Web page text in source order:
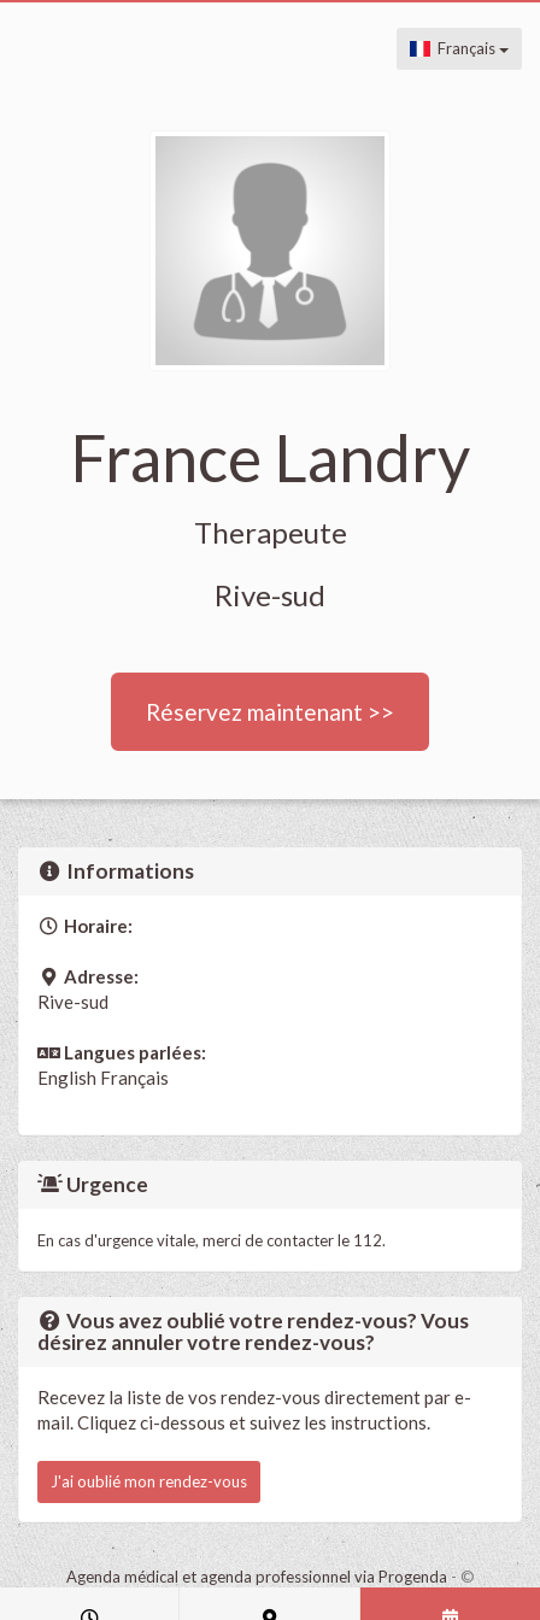
Français
France Landry
Therapeute
Rive-sud
Réservez maintenant >>
Informations
Horaire:
Adresse:
Rive-sud
Langues parlées:
English Français
Urgence
En cas d'urgence vitale, merci de contacter le 112.
Vous avez oublié votre rendez-vous? Vous
désirez annuler votre rendez-vous?
Recevez la liste de vos rendez-vous directement par e-
mail. Cliquez ci-dessous et suivez les instructions.
J'ai oublié mon rendez-vous
Agenda médical et agenda professionnel via Progenda - ©